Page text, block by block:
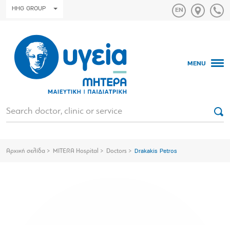
HHG GROUP
MENU
Αρχική σελίδα MITERA Hospital Doctors Drakakis Petros